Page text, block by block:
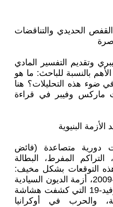
الحديدي والتناقضات
وتقديم التفسير المادي
بالنسبة للباحث: ما هو
ضوء هذه التحليلات؟ هنا
ماركس وفيبر في قراءة
البنيوية
دورية متصاعدة (فائض
التراكم المفرط، البطالة
21 يؤكد هذه التوقعات بشكل مخيف:
الأزمة المالية العالمية 2008-2009، أزمة الديون السيادية
في منطقة اليورو، جائحة كوفيد-19 التي كشفت هشاشة
والحرب في أوكرانيا